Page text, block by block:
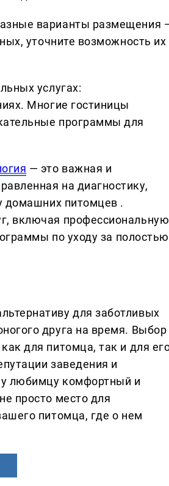
варианты размещения
уточните возможность их
услугах:
Многие гостиницы
программы для
— это важная и
на диагностику,
домашних питомцев .
включая профессиональную
по уходу за полостью
для заботливых
друга на время. Выбор
для питомца, так и для
заведения и
любимцу комфортный и
просто место для
питомца, где о нем